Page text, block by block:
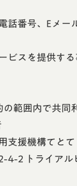
話番号、Eメ
ビスを提供す
範囲内で共同
支援機構てとて
4-2 トライアル